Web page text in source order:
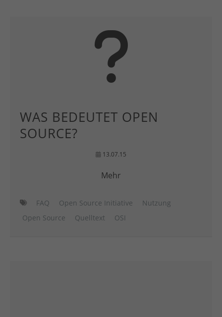
WAS BEDEUTET OPEN
SOURCE?
13.07.15
Mehr
FAQ Open Source Initiative
Nutzung
Open Source
Quelltext OSI